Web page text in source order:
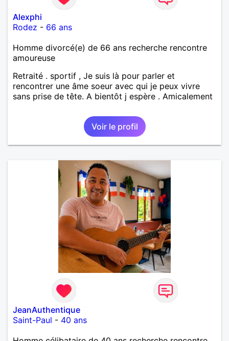
Alexphi
Rodez - 66 ans
Homme divorcé(e) de 66 ans recherche rencontre
amoureuse
Retraité . sportif , Je suis là pour parler et
rencontrer une âme soeur avec qui je peux vivre
sans prise de tête. A bientôt j espère . Amicalement
Voir le profil
JeanAuthentique
Saint-Paul - 40 ans